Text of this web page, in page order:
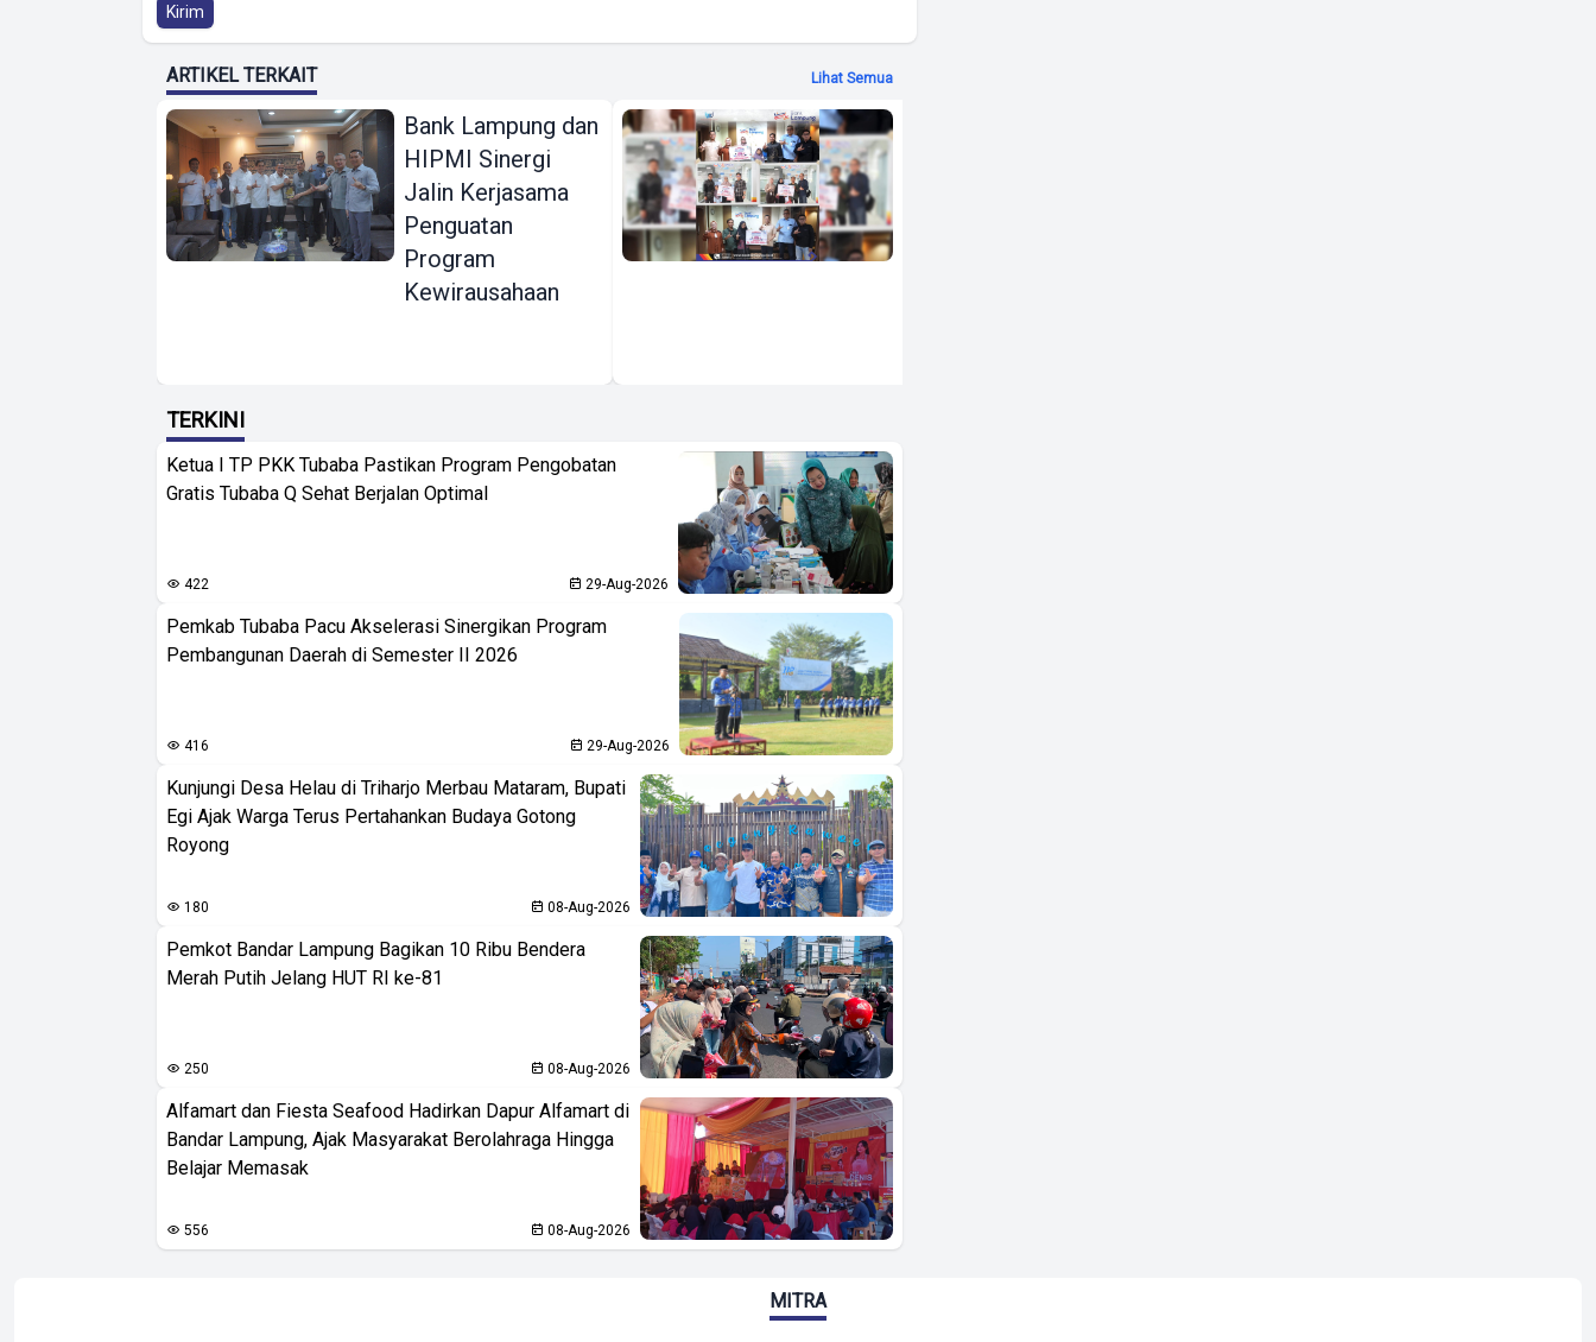
Kirim
ARTIKEL TERKAIT Lihat Semua
Bank Lampung dan
HIPMI Sinergi
Jalin Kerjasama
Penguatan
Program
Kewirausahaan
TERKINI
Ketua I TP PKK Tubaba Pastikan Program Pengobatan
Gratis Tubaba Q Sehat Berjalan Optimal
422 29-Aug-2026
Pemkab Tubaba Pacu Akselerasi Sinergikan Program
Pembangunan Daerah di Semester II 2026
416 29-Aug-2026
Kunjungi Desa Helau di Triharjo Merbau Mataram, Bupati
Egi Ajak Warga Terus Pertahankan Budaya Gotong
Royong
180 08-Aug-2026
Pemkot Bandar Lampung Bagikan 10 Ribu Bendera
Merah Putih Jelang HUT RI ke-81
250 08-Aug-2026
Alfamart dan Fiesta Seafood Hadirkan Dapur Alfamart di
Bandar Lampung, Ajak Masyarakat Berolahraga Hingga
Belajar Memasak
556 08-Aug-2026
MITRA